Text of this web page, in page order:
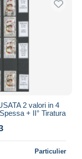
2 valori in 4
+ II° Tiratura
Particulier